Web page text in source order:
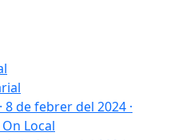
8 de febrer del 2024 ·
Local